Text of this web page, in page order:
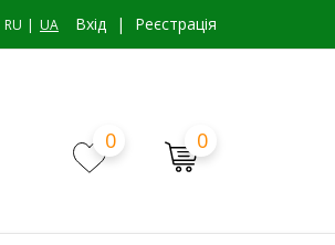
RU UA Вхiд | Реєстрація
0 0